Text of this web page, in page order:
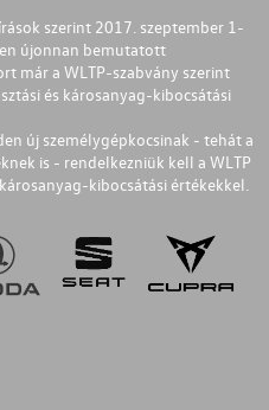
szerint 2017. szeptember 1-
újonnan bemutatott
már a WLTP-szabvány szerint
és károsanyag-kibocsátási
új személygépkocsinak - tehát a
is - rendelkezniük kell a WLTP
kibocsátási értékekkel.